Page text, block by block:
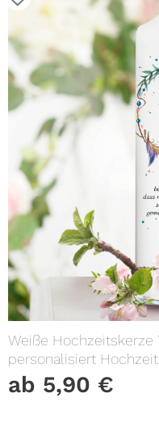
Weiße Hochzeitskerze
personalisiert
ab 5,90 €